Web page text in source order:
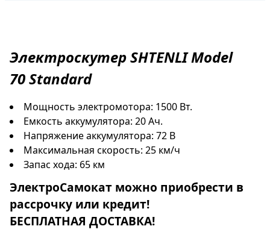
ЭлектроскутерSHTENLI Model
70Standard
Мощность электромотора: 1500 Вт.
Емкость аккумулятора: 20 Ач.
Напряжение аккумулятора: 72 В
Максимальная скорость: 25 км/ч
Запас хода: 65 км
ЭлектроСамокат можно приобрести в
рассрочку или кредит!
БЕСПЛАТНАЯ ДОСТАВКА!